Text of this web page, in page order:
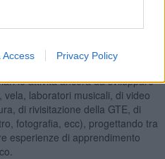
Access Privacy Policy
rielaborazione delle emozioni, di
per stare dentro
di paradigma.
i percorsi di istruzione per tutti i
le attività ancora da sviluppare
laboratori musicali, di video
di rivisitazione della GTE, di
fotografia, ecc), progettando tra
esperienze di apprendimento